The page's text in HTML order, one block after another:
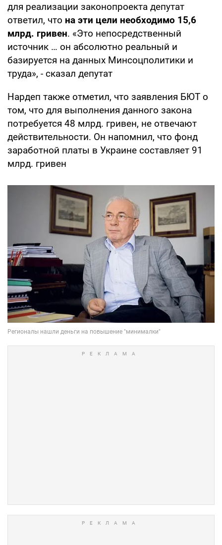
для реализации законопроекта депутат
ответил, что на эти цели необходимо 15,6
млрд. гривен. «Это непосредственный
источник … он абсолютно реальный и
базируется на данных Минсоцполитики и
труда», - сказал депутат
Нардеп также отметил, что заявления БЮТ о
том, что для выполнения данного закона
потребуется 48 млрд. гривен, не отвечают
действительности. Он напомнил, что фонд
заработной платы в Украине составляет 91
млрд. гривен